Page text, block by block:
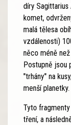
díry Sagittarius
komet,
malá tělesa
vzdálenosti)
něco méně
Postupně jsou
"trhány" na
menší planetky.
Tyto
tření, a